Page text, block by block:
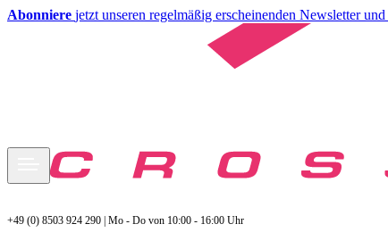
Abonniere jetzt unseren regelmäßig erscheinenden Newsletter und
+49 (0) 8503 924 290 | Mo - Do von 10:00 - 16:00 Uhr